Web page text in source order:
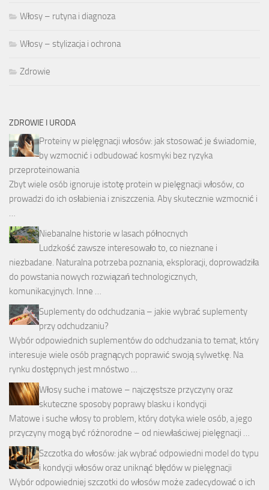
Włosy – rutyna i diagnoza
Włosy – stylizacja i ochrona
Zdrowie
ZDROWIE I URODA
Proteiny w pielęgnacji włosów: jak stosować je świadomie,
by wzmocnić i odbudować kosmyki bez ryzyka
przeproteinowania
Zbyt wiele osób ignoruje istotę protein w pielęgnacji włosów, co
prowadzi do ich osłabienia i zniszczenia. Aby skutecznie wzmocnić i
…
Niebanalne historie w lasach północnych
Ludzkość zawsze interesowało to, co nieznane i
niezbadane. Naturalna potrzeba poznania, eksploracji, doprowadziła
do powstania nowych rozwiązań technologicznych,
komunikacyjnych. Inne …
Suplementy do odchudzania – jakie wybrać suplementy
przy odchudzaniu?
Wybór odpowiednich suplementów do odchudzania to temat, który
interesuje wiele osób pragnących poprawić swoją sylwetkę. Na
rynku dostępnych jest mnóstwo …
Włosy suche i matowe – najczęstsze przyczyny oraz
skuteczne sposoby poprawy blasku i kondycji
Matowe i suche włosy to problem, który dotyka wiele osób, a jego
przyczyny mogą być różnorodne – od niewłaściwej pielęgnacji …
Szczotka do włosów: jak wybrać odpowiedni model do typu
i kondycji włosów oraz uniknąć błędów w pielęgnacji
Wybór odpowiedniej szczotki do włosów może zadecydować o ich